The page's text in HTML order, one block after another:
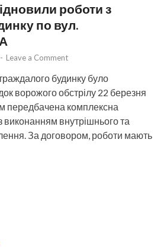
роботи з
по вул.
- Leave a Comment
будинку було
ворожого обстрілу 22 березня
передбачена комплексна
виконанням внутрішнього та
За договором, роботи мають